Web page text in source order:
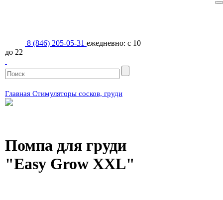
Акции и новинки
Доставка и оплата
Контакты
LOVE-БЛОГ
8 (846) 205-05-31 ежедневно: с 10
до 22
Главная Стимуляторы сосков, груди
Помпа для груди
"Easy Grow XXL"